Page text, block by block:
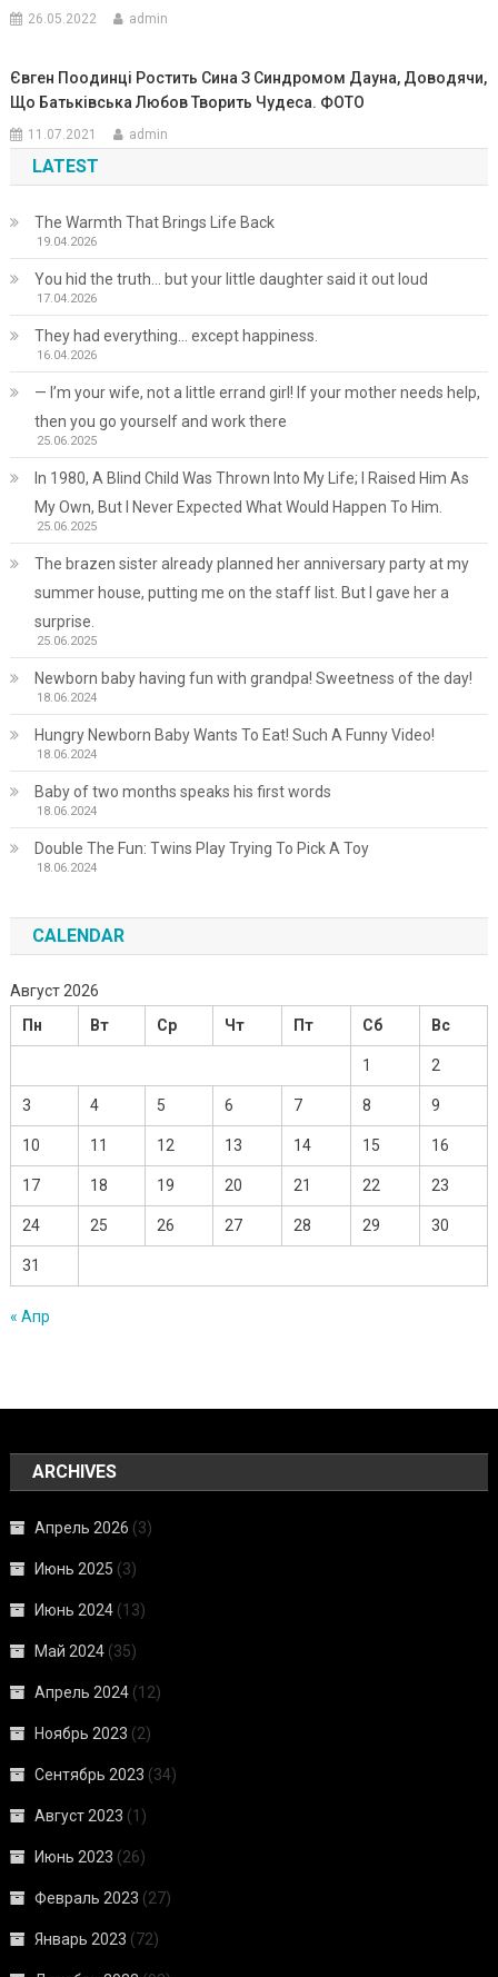
26.05.2022 admin
Євген Поодинці Ростить Сина З Синдромом Дауна, Доводячи,
Що Батьківська Любов Творить Чудеса. ФОТО
11.07.2021 admin
LATEST
The Warmth That Brings Life Back
19.04.2026
You hid the truth… but your little daughter said it out loud
17.04.2026
They had everything… except happiness.
16.04.2026
— I’m your wife, not a little errand girl! If your mother needs help,
then you go yourself and work there
25.06.2025
In 1980, A Blind Child Was Thrown Into My Life; I Raised Him As
My Own, But I Never Expected What Would Happen To Him.
25.06.2025
The brazen sister already planned her anniversary party at my
summer house, putting me on the staff list. But I gave her a
surprise.
25.06.2025
Newborn baby having fun with grandpa! Sweetness of the day!
18.06.2024
Hungry Newborn Baby Wants To Eat! Such A Funny Video!
18.06.2024
Baby of two months speaks his first words
18.06.2024
Double The Fun: Twins Play Trying To Pick A Toy
18.06.2024
CALENDAR
Август 2026
Пн
Вт Ср Чт Пт Сб Вс
1 2
3 4 5 6 7 8 9
10 11 12 13 14 15 16
17 18 19 20 21 22 23
24 25 26 27 28 29 30
31
« Апр
ARCHIVES
Апрель 2026 (3)
Июнь 2025 (3)
Июнь 2024 (13)
Май 2024 (35)
Апрель 2024 (12)
Ноябрь 2023 (2)
Сентябрь 2023 (34)
Август 2023 (1)
Июнь 2023 (26)
Февраль 2023 (27)
Январь 2023 (72)